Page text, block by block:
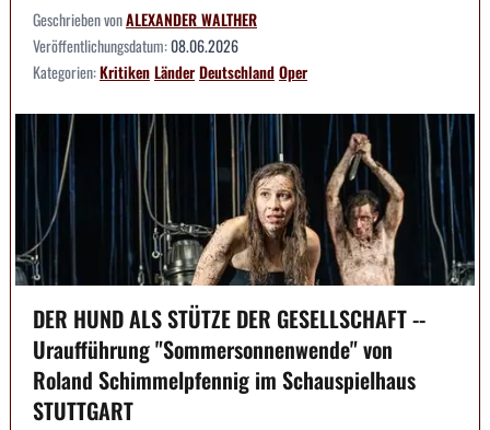
Geschrieben vonALEXANDER WALTHER
Veröffentlichungsdatum:08.06.2026
Kategorien:KritikenLänderDeutschlandOper
DER HUND ALS STÜTZE DER GESELLSCHAFT --
Uraufführung "Sommersonnenwende" von
Roland Schimmelpfennig im Schauspielhaus
STUTTGART